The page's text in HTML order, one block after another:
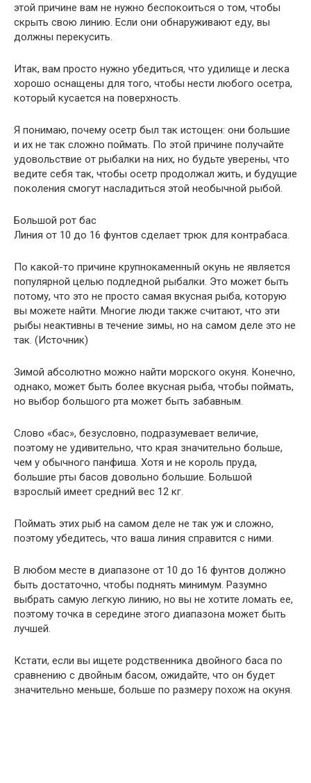
этой причине вам не нужно беспокоиться о том, чтобы
скрыть свою линию. Если они обнаруживают еду, вы
должны перекусить.
Итак, вам просто нужно убедиться, что удилище и леска
хорошо оснащены для того, чтобы нести любого осетра,
который кусается на поверхность.
Я понимаю, почему осетр был так истощен: они большие
и их не так сложно поймать. По этой причине получайте
удовольствие от рыбалки на них, но будьте уверены, что
ведите себя так, чтобы осетр продолжал жить, и будущие
поколения смогут насладиться этой необычной рыбой.
Большой рот бас
Линия от 10 до 16 фунтов сделает трюк для контрабаса.
По какой-то причине крупнокаменный окунь не является
популярной целью подледной рыбалки. Это может быть
потому, что это не просто самая вкусная рыба, которую
вы можете найти. Многие люди также считают, что эти
рыбы неактивны в течение зимы, но на самом деле это не
так. (Источник)
Зимой абсолютно можно найти морского окуня. Конечно,
однако, может быть более вкусная рыба, чтобы поймать,
но выбор большого рта может быть забавным.
Слово «бас», безусловно, подразумевает величие,
поэтому не удивительно, что края значительно больше,
чем у обычного панфиша. Хотя и не король пруда,
большие рты басов довольно большие. Большой
взрослый имеет средний вес 12 кг.
Поймать этих рыб на самом деле не так уж и сложно,
поэтому убедитесь, что ваша линия справится с ними.
В любом месте в диапазоне от 10 до 16 фунтов должно
быть достаточно, чтобы поднять минимум. Разумно
выбрать самую легкую линию, но вы не хотите ломать ее,
поэтому точка в середине этого диапазона может быть
лучшей.
Кстати, если вы ищете родственника двойного баса по
сравнению с двойным басом, ожидайте, что он будет
значительно меньше, больше по размеру похож на окуня.